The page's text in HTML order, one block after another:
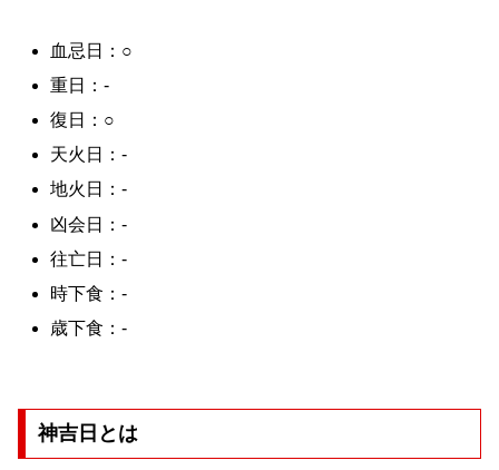
血忌日：○
重日：-
復日：○
天火日：-
地火日：-
凶会日：-
往亡日：-
時下食：-
歳下食：-
神吉日とは